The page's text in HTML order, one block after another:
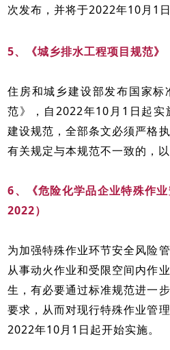
次发布，并将于2022年10月1日
5、《城乡排水工程项目规范》
住房和城乡建设部发布国家
范》，自2022年10月1日起实
建设规范，全部条文必须严格
有关规定与本规范不一致的，
6、《危险化学品企业特殊作
2022）
为加强特殊作业环节安全风险
从事动火作业和受限空间内作
生，有必要通过标准规范进一
要求，从而对现行特殊作业管
2022年10月1日起开始实施。